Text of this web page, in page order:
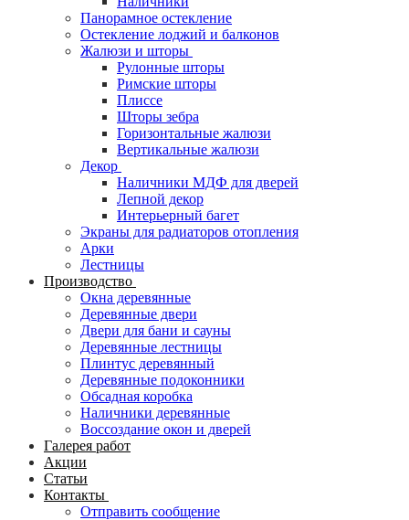
Панорамное остекление
Остекление лоджий и балконов
Жалюзи и шторы
Рулонные шторы
Римские шторы
Плиссе
Шторы зебра
Горизонтальные жалюзи
Вертикальные жалюзи
Декор
Наличники МДФ для дверей
Лепной декор
Интерьерный багет
Экраны для радиаторов отопления
Арки
Лестницы
Производство
Окна деревянные
Деревянные двери
Двери для бани и сауны
Деревянные лестницы
Плинтус деревянный
Деревянные подоконники
Обсадная коробка
Наличники деревянные
Воссоздание окон и дверей
Галерея работ
Акции
Статьи
Контакты
Отправить сообщение